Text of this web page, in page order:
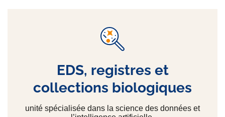
EDS, registres et
collections biologiques
unité spécialisée dans la science des données et